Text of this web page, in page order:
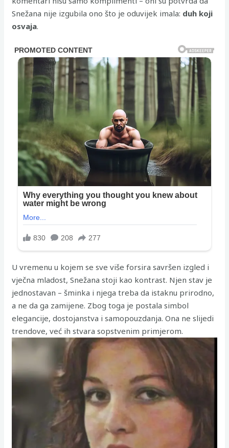
Snežana nije izgubila ono što je oduvijek imala: duh koji
osvaja.
U vremenu u kojem se sve više forsira savršen izgled i
vječna mladost, Snežana stoji kao kontrast. Njen stav je
jednostavan – šminka i njega treba da istaknu prirodno,
a ne da ga zamijene. Zbog toga je postala simbol
elegancije, dostojanstva i samopouzdanja. Ona ne slijedi
trendove, već ih stvara sopstvenim primjerom.